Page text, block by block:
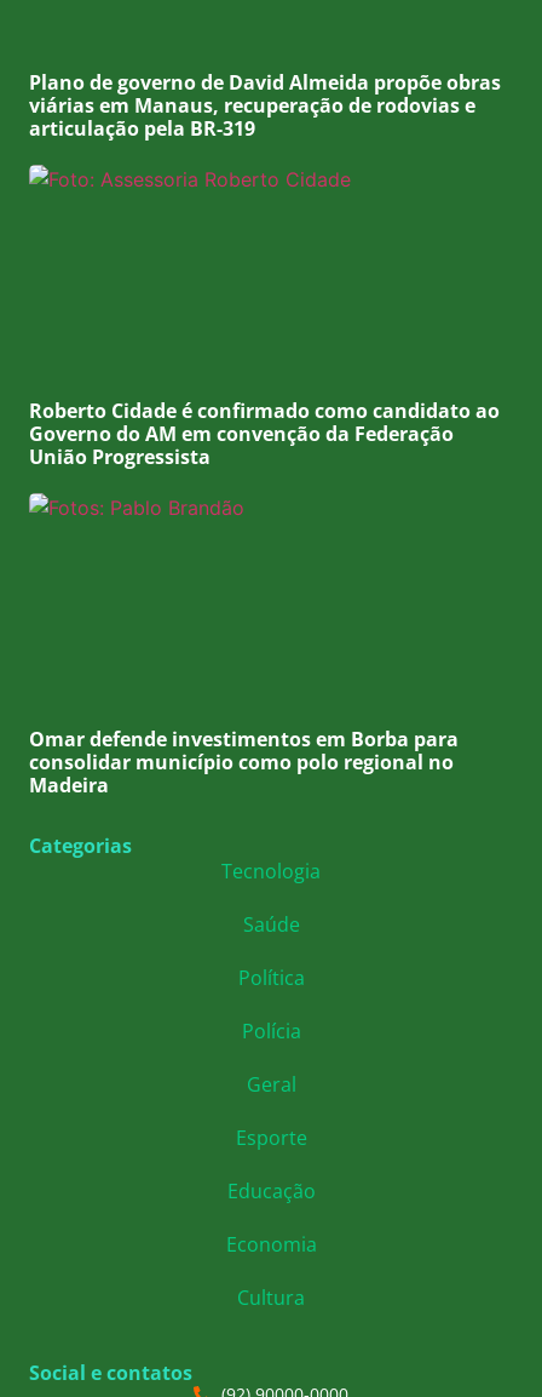
Plano de governo de David Almeida propõe obras
viárias em Manaus, recuperação de rodovias e
articulação pela BR-319
Roberto Cidade é confirmado como candidato ao
Governo do AM em convenção da Federação
União Progressista
Omar defende investimentos em Borba para
consolidar município como polo regional no
Madeira
Categorias
Tecnologia
Saúde
Política
Polícia
Geral
Esporte
Educação
Economia
Cultura
Social e contatos